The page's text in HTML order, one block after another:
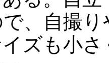
、自撮
ズも小